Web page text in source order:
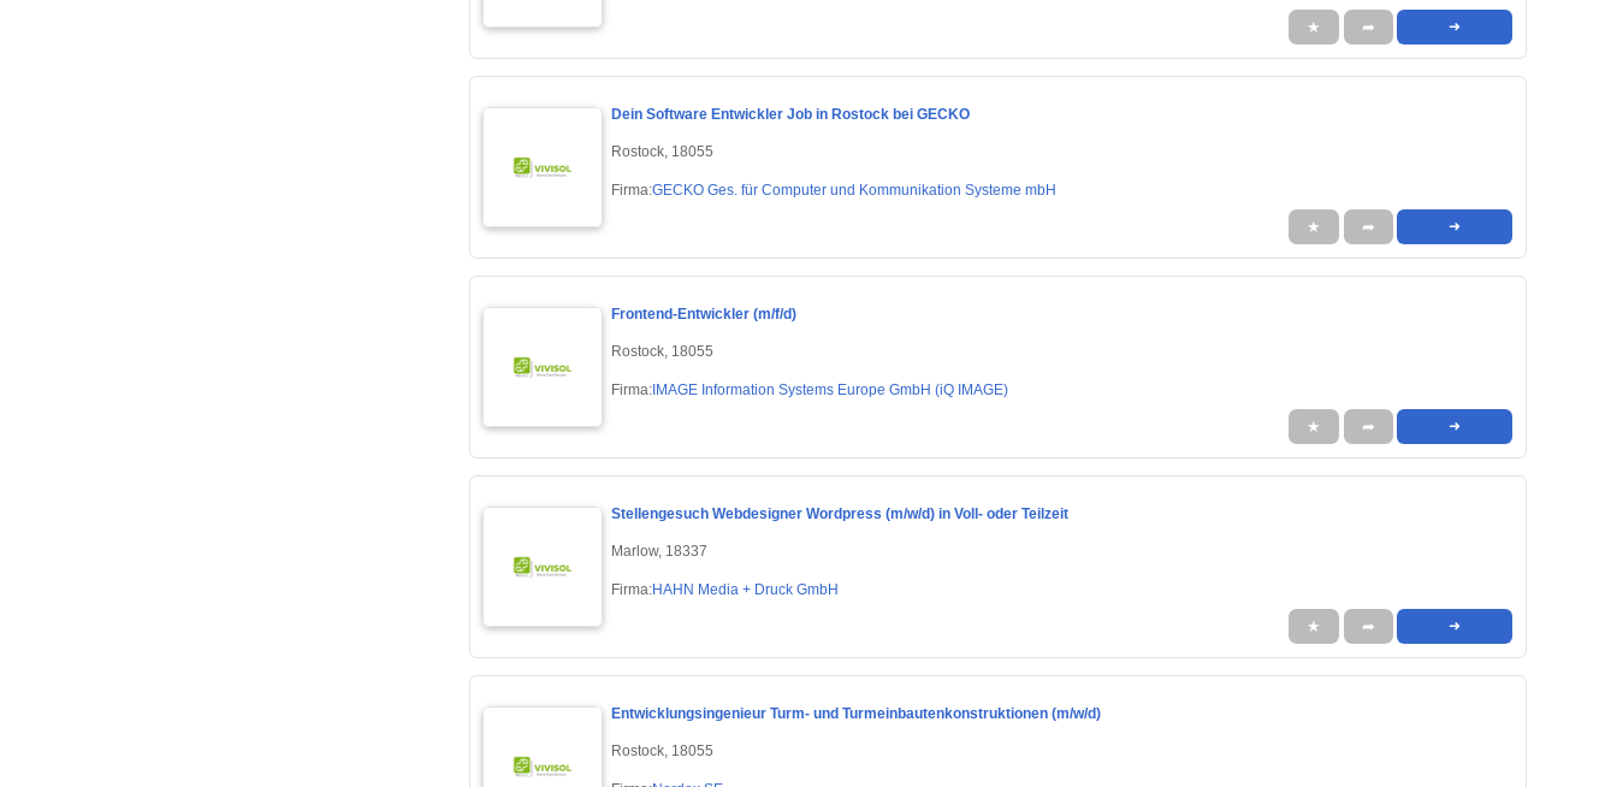
★ ➦ ➜
Dein Software Entwickler Job in Rostock bei GECKO
Rostock, 18055
Firma:GECKO Ges. für Computer und Kommunikation Systeme mbH
★ ➦ ➜
Frontend-Entwickler (m/f/d)
Rostock, 18055
Firma:IMAGE Information Systems Europe GmbH (iQ IMAGE)
★ ➦ ➜
Stellengesuch Webdesigner Wordpress (m/w/d) in Voll- oder Teilzeit
Marlow, 18337
Firma:HAHN Media + Druck GmbH
★ ➦ ➜
Entwicklungsingenieur Turm- und Turmeinbautenkonstruktionen (m/w/d)
Rostock, 18055